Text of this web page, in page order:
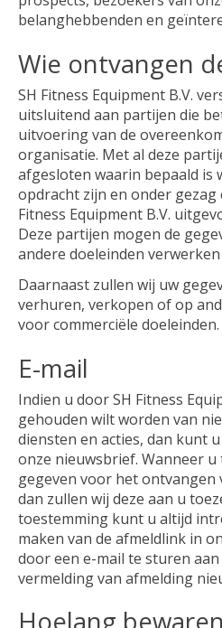
belanghebbenden en
Wie ontvangen
SH Fitness Equipment B.V.
uitsluitend aan partijen die
uitvoering van de
organisatie. Met al deze
afgesloten waarin bepaald is
opdracht zijn en onder gezag
Fitness Equipment B.V.
Deze partijen mogen de
andere doeleinden
Daarnaast zullen wij uw
verhuren, verkopen of op
voor commerciële doeleinden.
E-mail
Indien u door SH Fitness
gehouden wilt worden van
diensten en acties, dan kunt
onze nieuwsbrief. Wanneer
gegeven voor het ontvangen
dan zullen wij deze aan u
toestemming kunt u altijd
maken van de afmeldlink in
door een e-mail te sturen aan
vermelding van afmelding